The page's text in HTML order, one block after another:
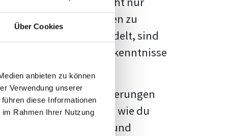
Über Cookies
anbieten zu können
Verwendung unserer
diese Informationen
Rahmen Ihrer Nutzung
Fakten und Quellen zu
handelt, sind
und Erkenntnisse
vor diesen Herausforderungen
kannst, sondern auch, wie du
Formatierung und